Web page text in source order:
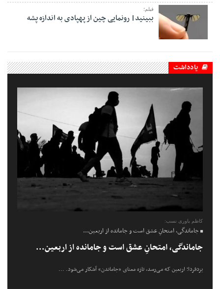
فیلم؛
ببینید| رونمایی چین از پهپادی به اندازه پشه
یادداشت
کاظم یاوری نسب:
جاماندگی، امتحانِ عشق است و جامانده از اربعین...
جاماندگی، امتحانِ عشق است و جامانده از اربعین...
یزدفردا؛ اربعین که می‌رسد، تازه معنای «جاماندن» آشکار می‌شود. ...